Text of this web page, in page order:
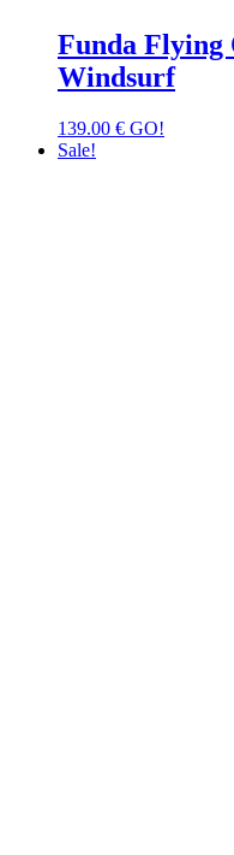
Funda Flying
Windsurf
139.00 € GO!
Sale!